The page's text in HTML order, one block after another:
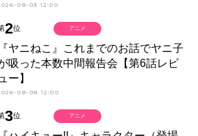
08-03 12:00
2位
『ヤニねこ』これまでのお話でヤニ子
吸った本数中間報告会【第6話レビ
ュー】
08-08 12:00
アニメ
3位 アニメ